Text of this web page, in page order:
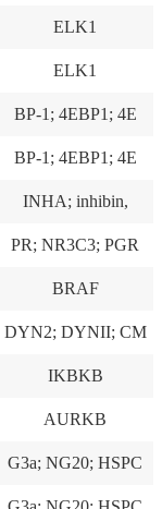
ELK1
ELK1
BP-1; 4EBP1; 4E
BP-1; 4EBP1; 4E
INHA; inhibin,
PR; NR3C3; PGR
BRAF
DYN2; DYNII; CM
IKBKB
AURKB
G3a; NG20; HSPC